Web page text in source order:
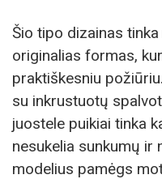
Šio tipo dizainas
originalias formas,
praktiškesniu
su inkrustuotų
juostele puikiai tinka
nesukelia sunkumų ir
modelius pamėgs